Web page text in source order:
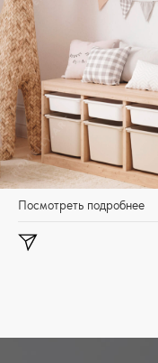
Посмотреть подробнее